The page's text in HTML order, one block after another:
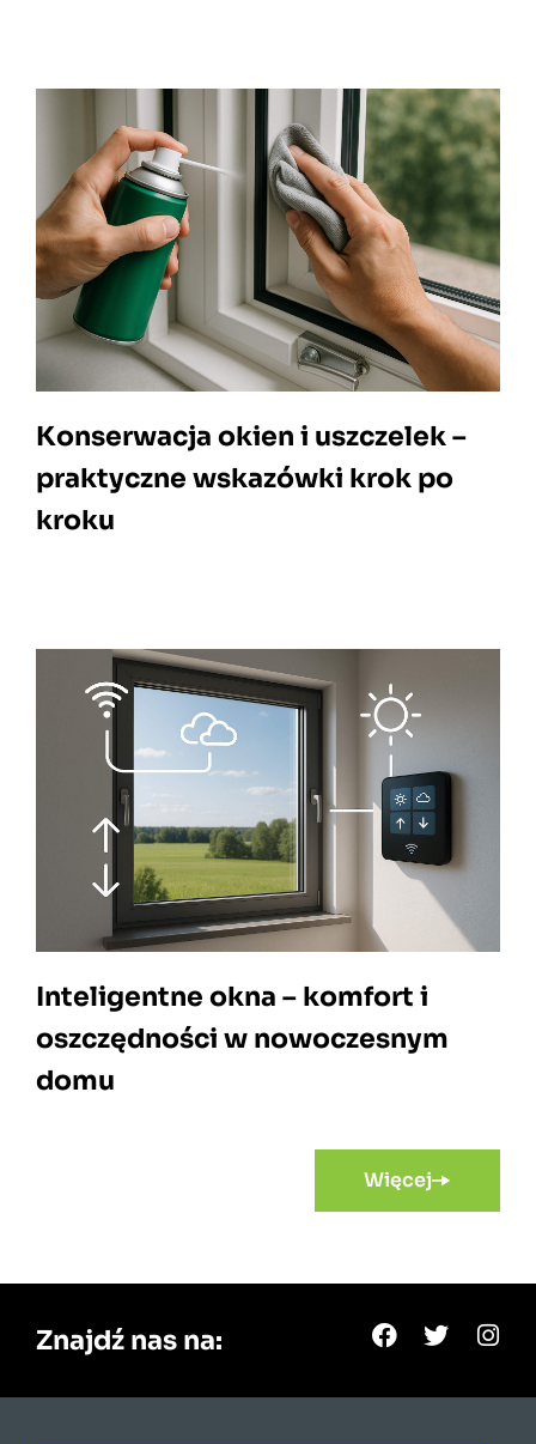
Konserwacja okien i uszczelek –
praktyczne wskazówki krok po
kroku
Inteligentne okna – komfort i
oszczędności w nowoczesnym
domu
Więcej
Znajdź nas na: